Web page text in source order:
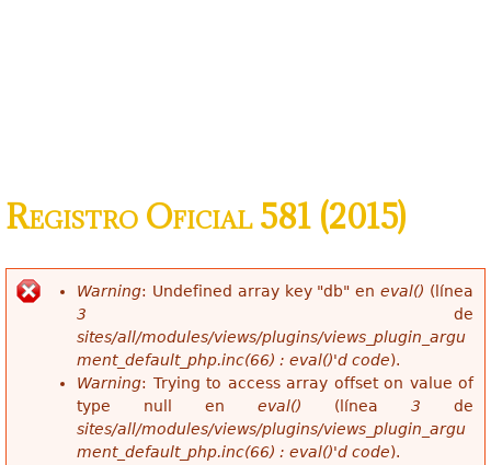
Registro Oficial 581 (2015)
Mensaje de error
Warning: Undefined array key "db" eneval() (línea
3 de
sites/all/modules/views/plugins/views_plugin_argu
ment_default_php.inc(66) : eval()'d code).
Warning: Trying to access array offset on value of
type null en eval() (línea 3 de
sites/all/modules/views/plugins/views_plugin_argu
ment_default_php.inc(66) : eval()'d code).